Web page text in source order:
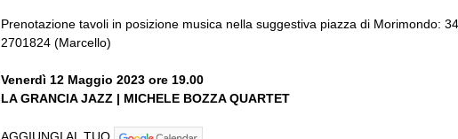
Prenotazione tavoli in posizione musica nella suggestiva piazza di Morimondo:
2701824 (Marcello)
Venerdì 12 Maggio 2023 ore 19.00
LA GRANCIA JAZZ | MICHELE BOZZA QUARTET